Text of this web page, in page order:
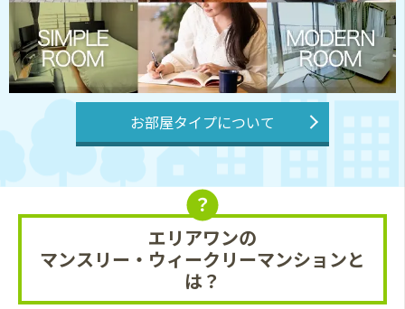
お部屋タイプについて
？
エリアワンの
マンスリー・ウィークリーマンションと
は？